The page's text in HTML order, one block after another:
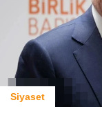
Siyaset